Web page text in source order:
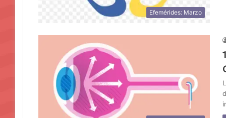
Efemérides: Marzo